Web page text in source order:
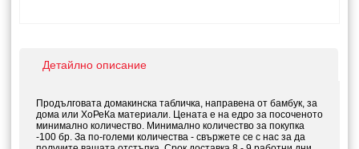
Детайлно описание
Продълговата домакинска табличка, направена от бамбук, за
дома или ХоРеКа материали. Цената е на едро за посоченото
минимално количество. Минимално количество за покупка
-100 бр. За по-големи количества - свържете се с нас за да